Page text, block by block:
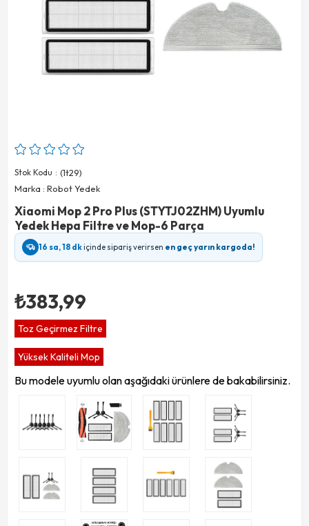
Stok Kodu
(1t29)
Marka : Robot Yedek
Xiaomi Mop 2 Pro Plus (STYTJ02ZHM) Uyumlu
Yedek Hepa Filtre ve Mop-6 Parça
16 sa, 18 dkiçinde sipariş verirsen en geç yarın kargoda!
₺383,99
Toz Geçirmez Filtre
Yüksek Kaliteli Mop
Bu modele uyumlu olan aşağıdaki ürünlere de bakabilirsiniz.